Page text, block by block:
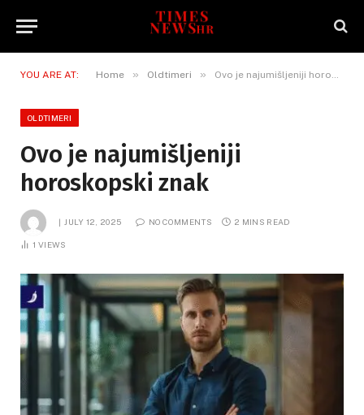
YOU ARE AT: Home » Oldtimeri » Ovo je najumišljeniji horoskopski znak
OLDTIMERI
Ovo je najumišljeniji
horoskopski znak
JULY 12, 2025 NO COMMENTS 2 MINS READ
1 VIEWS